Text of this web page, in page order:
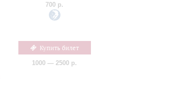
700 р.
Купить билет
1000 — 2500 р.